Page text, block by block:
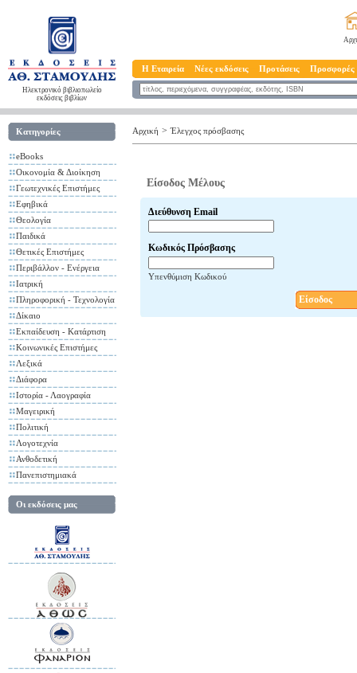
Ηλεκτρονικό βιβλιοπωλείο
εκδόσεις βιβλίων
Η Εταιρεία Νέες εκδόσεις Προτάσεις Προσφορές
Κατηγορίες
eBooks
Οικονομία & Διοίκηση
Γεωτεχνικές Επιστήμες
Εφηβικά
Θεολογία
Παιδικά
Θετικές Επιστήμες
Περιβάλλον - Ενέργεια
Ιατρική
Πληροφορική - Τεχνολογία
Δίκαιο
Εκπαίδευση - Κατάρτιση
Κοινωνικές Επιστήμες
Λεξικά
Διάφορα
Ιστορία - Λαογραφία
Μαγειρική
Πολιτική
Λογοτεχνία
Ανθοδετική
Πανεπιστημιακά
Οι εκδόσεις μας
Αρχική > Έλεγχος πρόσβασης
Είσοδος Μέλους
Διεύθυνση Email
Κωδικός Πρόσβασης
Υπενθύμιση Κωδικού
Είσοδος